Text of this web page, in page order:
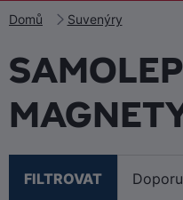
Domů Suvenýry
FILTROVAT